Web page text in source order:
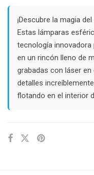
¡Descubre la magia
Estas lámparas
tecnología
en un rincón lleno de
grabadas con láser
detalles
flotando en el interior